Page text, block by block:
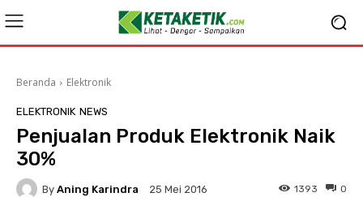
Beranda Elektronik
ELEKTRONIK NEWS
Penjualan Produk Elektronik Naik
30%
By Aning Karindra 25 Mei 2016 0
1393